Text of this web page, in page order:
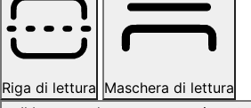
Riga di lettura Maschera di lettura